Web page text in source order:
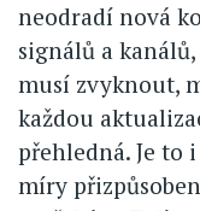
neodradí nová
signálů a
musí zvyknout,
každou
přehledná. Je to
míry